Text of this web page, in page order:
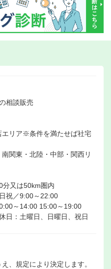
相談販売
エリア※条件を満たせば社宅
関東・北陸・中部・関西リ
分又は50km圏内
祝／9:00～22:00
～14:00 15:00～19:00
日：土曜日、日曜日、祝日
、規定により決定します。